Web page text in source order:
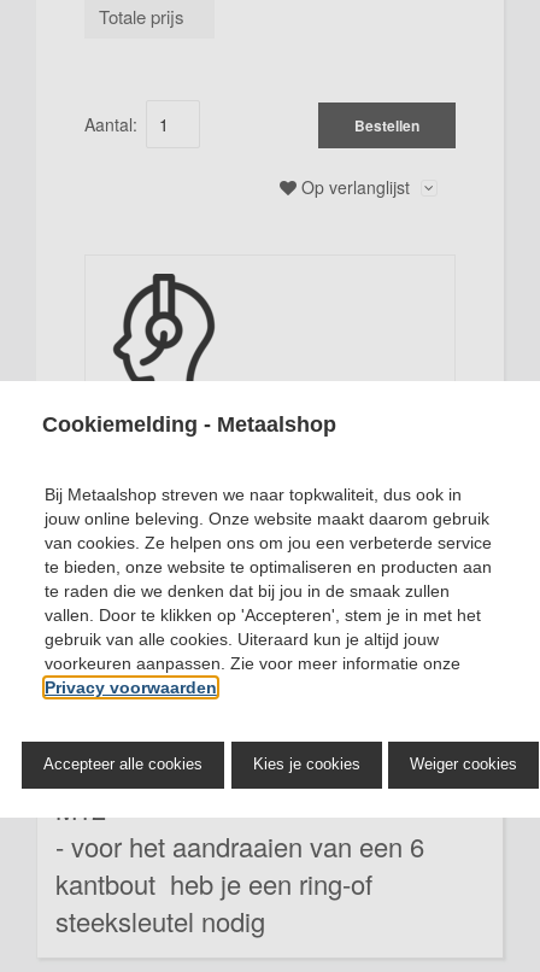
Totale prijs
Aantal: Bestellen
Op verlanglijst
PRODUCT?
Mail 03 663 16 34
Omschrijving
- A2
- leverbaar in M4, M5, M6, M8, M10,
M12
- voor het aandraaien van een 6
kantbout heb je een ring-of
steeksleutel nodig
Cookiemelding - Metaalshop
Bij Metaalshop streven we naar topkwaliteit, dus ook in
jouw online beleving. Onze website maakt daarom gebruik
van cookies. Ze helpen ons om jou een verbeterde service
te bieden, onze website te optimaliseren en producten aan
te raden die we denken dat bij jou in de smaak zullen
vallen. Door te klikken op 'Accepteren', stem je in met het
gebruik van alle cookies. Uiteraard kun je altijd jouw
voorkeuren aanpassen. Zie voor meer informatie onze
Privacy voorwaarden
Accepteer alle cookies Kies je cookies Weiger cookies